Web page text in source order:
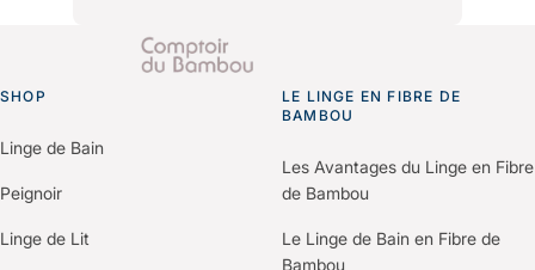
carbone produits pour vos
démarches de certification (Green
Key, Clef Verte, Ecolabel…).
Il vous suffit de nous contacter via le
formulaire “Espace Professionnels”
Un membre de notre équipe vous
recontactera pour comprendre vos
besoins et construire une offre
SHOP
Linge de Bain
Peignoir
Linge de Lit
LE LINGE EN FIBRE DE
BAMBOU
Les Avantages du Linge en Fibre
de Bambou
Le Linge de Bain en Fibre de
Bambou